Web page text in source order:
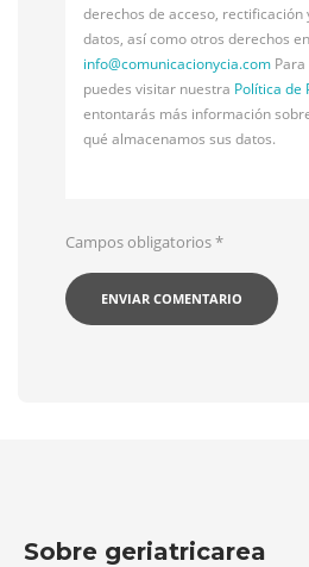
derechos de acceso, rectificación
datos, así como otros derechos
info@comunicacionycia.com
puedes visitar nuestra Política de
entontarás más información
qué almacenamos sus datos.
Campos obligatorios*
Sobre geriatricarea